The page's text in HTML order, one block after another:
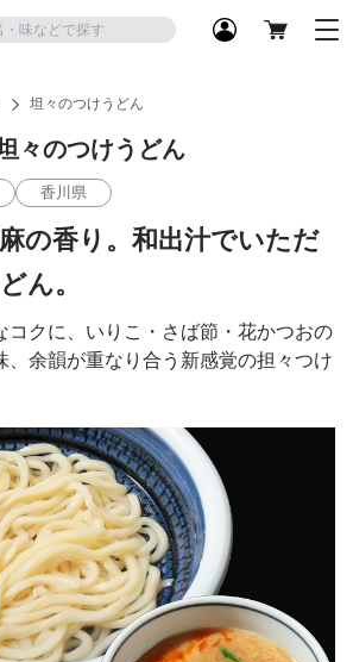
坦々のつけうどん
々のつけうどん
香川県
の香り。和出汁でいただ
ん。
コクに、いりこ・さば節・花かつおの
、余韻が重なり合う新感覚の担々つけ